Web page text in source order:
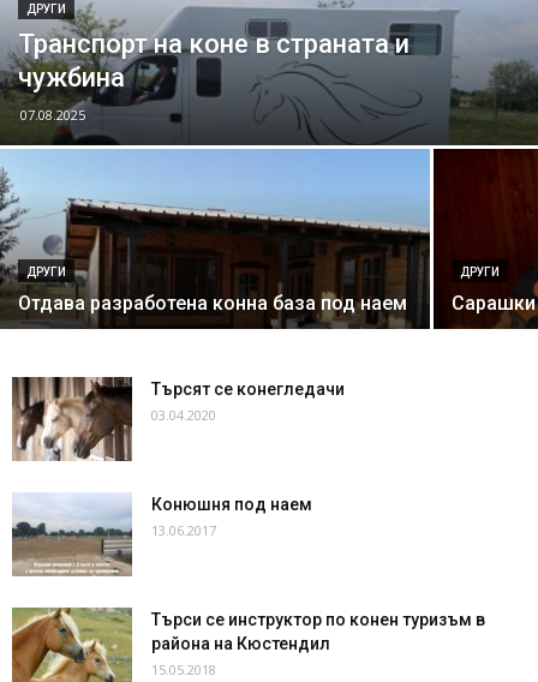
ДРУГИ
Транспорт на коне в страната и
чужбина
07.08.2025
ДРУГИ
Отдава разработена конна база под наем
ДРУГИ
Сарашки
Търсят се конегледачи
03.04.2020
Конюшня под наем
13.06.2017
Търси се инструктор по конен туризъм в
района на Кюстендил
15.05.2018